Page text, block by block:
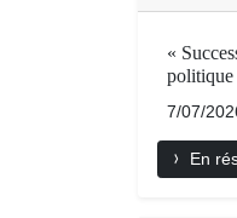
«
politique
7/07/
En